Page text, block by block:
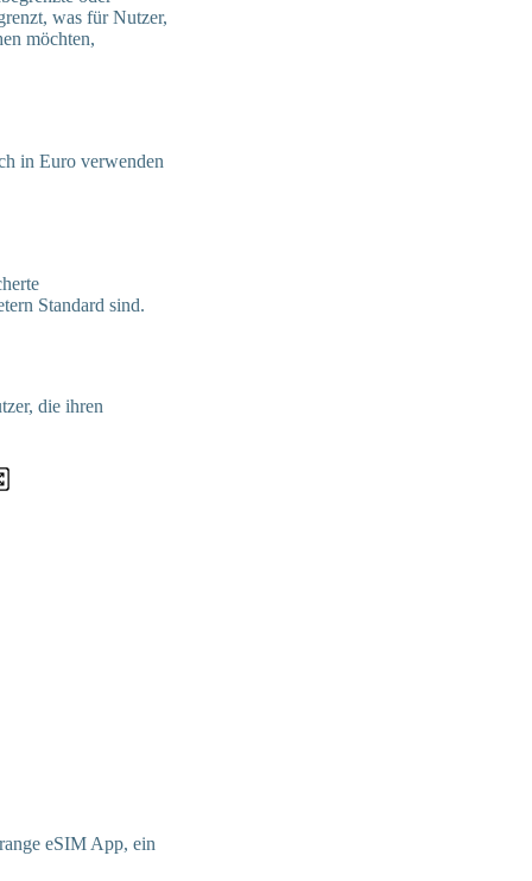
was für Nutzer,
möchten,
in Euro verwenden
Standard sind.
die ihren
eSIM App, ein